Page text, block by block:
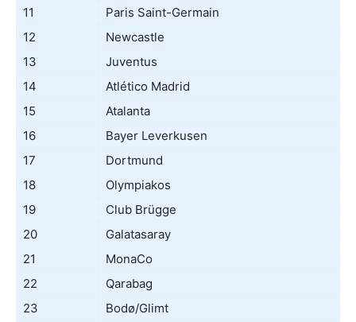
11
Paris Saint-Germain
12
Newcastle
13
Juventus
14
Atlético Madrid
15
Atalanta
16
Bayer Leverkusen
17
Dortmund
18
Olympiakos
19
Club Brügge
20
Galatasaray
21
MonaCo
22
Qarabag
23
Bodø/Glimt